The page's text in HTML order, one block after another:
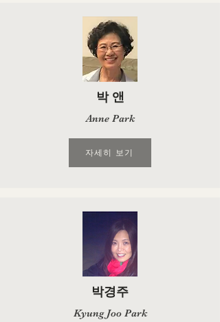
박 앤
Anne Park
자세히 보기
박경주
Kyung Joo Park